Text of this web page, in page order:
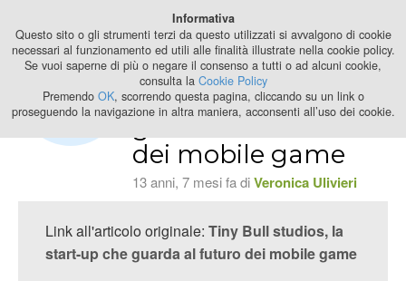
2024
Tiny Bull studios, la
start-up che
guarda al futuro
dei mobile game
13 anni, 7 mesi fa diVeronica Ulivieri
Link all'articolo originale: Tiny Bull studios, la
start-up che guarda al futuro dei mobile game
Informativa
Questo sito o gli strumenti terzi da questo utilizzati si avvalgono di cookie
necessari al funzionamento ed utili alle finalità illustrate nella cookie policy.
Se vuoi saperne di più o negare il consenso a tutti o ad alcuni cookie,
consulta la Cookie Policy
Premendo OK, scorrendo questa pagina, cliccando su un link o
proseguendo la navigazione in altra maniera, acconsenti all’uso dei cookie.